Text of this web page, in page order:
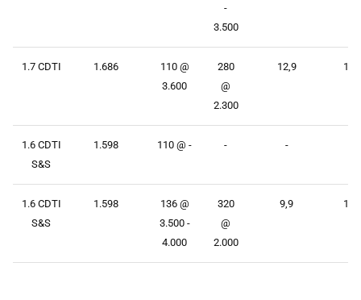
-
3.500
1.7 CDTI 1.686
110 @
3.600
280
@
2.300
12,9 178
1.6 CDTI
S&S
1.598 110 @ - - -
1.6 CDTI
S&S
1.598
136 @
3.500 -
4.000
320
@
2.000
9,9 197